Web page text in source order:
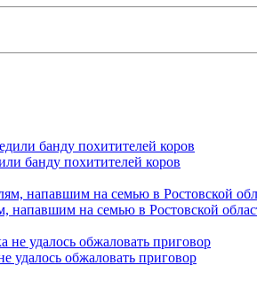
банду похитителей коров
напавшим на семью в Ростовской
удалось обжаловать приговор